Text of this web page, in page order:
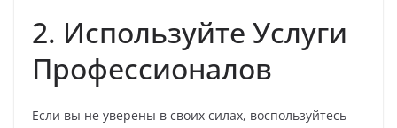
2. Используйте Услуги
Профессионалов
Если вы не уверены в своих силах, воспользуйтесь